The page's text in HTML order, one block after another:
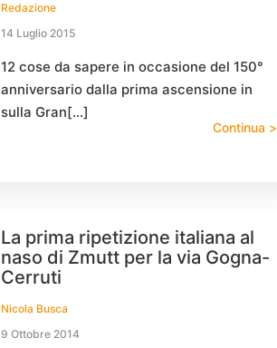
Redazione
14 Luglio 2015
12 cose da sapere in occasione del 150°
anniversario dalla prima ascensione in
sulla Gran[…]
Continua >
La prima ripetizione italiana al
naso di Zmutt per la via Gogna-
Cerruti
Nicola Busca
9 Ottobre 2014